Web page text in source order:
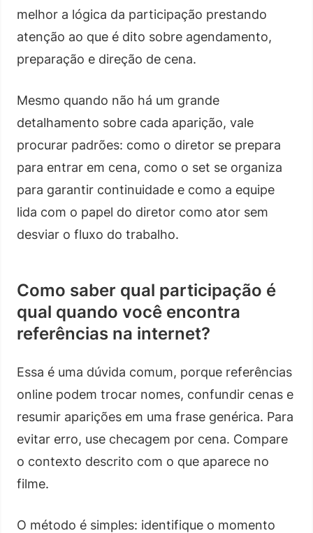
melhor a lógica da participação prestando
atenção ao que é dito sobre agendamento,
preparação e direção de cena.
Mesmo quando não há um grande
detalhamento sobre cada aparição, vale
procurar padrões: como o diretor se prepara
para entrar em cena, como o set se organiza
para garantir continuidade e como a equipe
lida com o papel do diretor como ator sem
desviar o fluxo do trabalho.
Como saber qual participação é
qual quando você encontra
referências na internet?
Essa é uma dúvida comum, porque referências
online podem trocar nomes, confundir cenas e
resumir aparições em uma frase genérica. Para
evitar erro, use checagem por cena. Compare
o contexto descrito com o que aparece no
filme.
O método é simples: identifique o momento